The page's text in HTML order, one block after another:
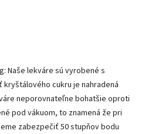
Naše lekváre sú vyrobené s
cukru je nahradená
neporovnateľne bohatšie oproti
pod vákuom, to znamená že pri
zabezpečiť 50 stupňov bodu